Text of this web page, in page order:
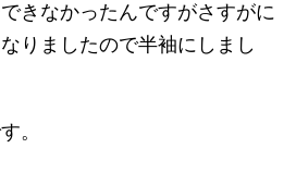
きなかったんですがさすがに
りましたので半袖にしまし
。